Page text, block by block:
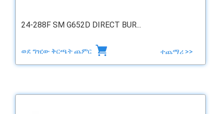
24-288F SM G652D DIRECT BUR...
ወደ ግዢው ቅርጫት ጨምር ተጨማሪ >>